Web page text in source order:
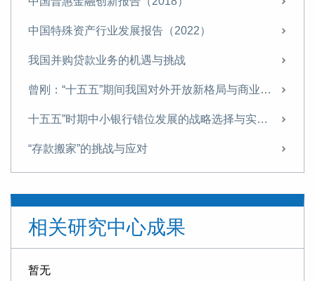
中国特殊资产行业发展报告（2022）
我国并购贷款业务的机遇与挑战
曾刚：“十五五”期间我国对外开放新格局与商业银行经营策略
十五五”时期中小银行错位发展的战略选择与实施路径
“存款搬家”的挑战与应对
信托业需从“规模为王”转向“能力至上”
探索非银机构流动性支持，筑牢金融安全网
相关研究中心成果
暂无